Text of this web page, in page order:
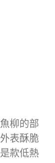
柳的部
表酥脆
款低熱